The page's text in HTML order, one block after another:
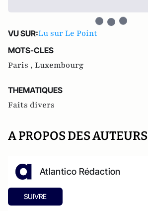
VU SUR:Lu sur Le Point
MOTS-CLES
Paris , Luxembourg
THEMATIQUES
Faits divers
A PROPOS DES AUTEURS
Atlantico Rédaction
SUIVRE